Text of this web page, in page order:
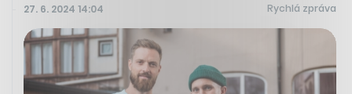
27. 6. 2024 14:04 Rychlá zpráva